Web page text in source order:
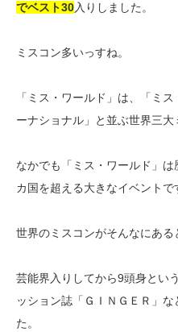
でベスト30入りしました。
ミスコン多いっすね。
「ミス・ワールド」は、「ミ
ーナショナル」と並ぶ世界三大
なかでも「ミス・ワールド」
カ国を超える大きなイベントで
世界のミスコンがそんなにある
芸能界入りしてから9頭身とい
ッション誌「ＧＩＮＧＥＲ」
た。